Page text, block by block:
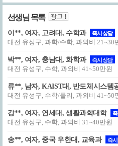
선생님 목록
이**, 여자, 고려대, 수학과 즉시상담
대전 유성구, 과학/수학, 과외비 21~30
박**, 여자, 충남대, 화학과 즉시상담
대전 유성구, 수학, 과외비 41~50만원
류**, 남자, KAIST대, 반도체시스템
대전 유성구, 수학/물리, 과외비 41~50
강**, 여자, 연세대, 생활과학대학
대전 유성구, 수학, 과외비 31~40만원
송**, 여자, 중국 우한대, 교육과 즉